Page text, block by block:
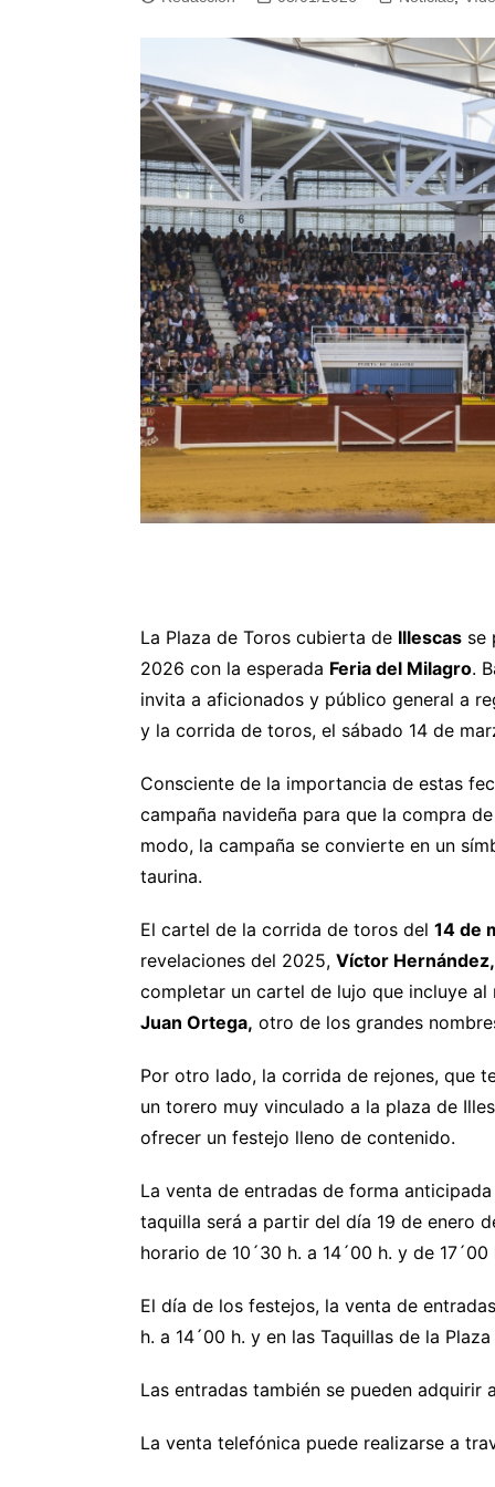
La Plaza de Toros cubierta de Illescas se
2026 con la esperada Feria del Milagro.
invita a aficionados y público general a
y la corrida de toros, el sábado 14 de
Consciente de la importancia de estas
campaña navideña para que la compra
modo, la campaña se convierte en un
taurina.
El cartel de la corrida de toros del 14 de
revelaciones del 2025, Víctor Hernández,
completar un cartel de lujo que incluye al
Juan Ortega, otro de los grandes
Por otro lado, la corrida de rejones, que
un torero muy vinculado a la plaza de
ofrecer un festejo lleno de contenido.
La venta de entradas de forma
taquilla será a partir del día 19 de enero
horario de 10´30 h. a 14´00 h. y de
El día de los festejos, la venta de
h. a 14´00 h. y en las Taquillas de la
Las entradas también se pueden adquirir
La venta telefónica puede realizarse a